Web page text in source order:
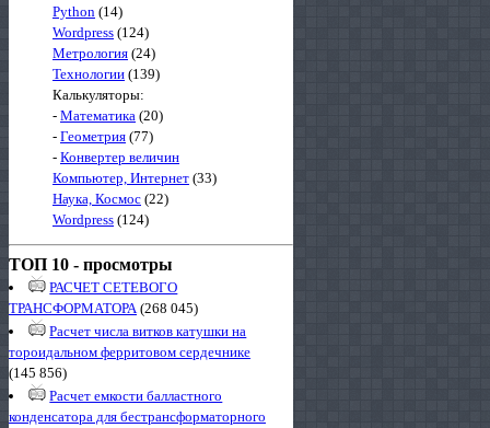
Python (14)
Wordpress (124)
Метрология (24)
Технологии (139)
Калькуляторы:
- Математика (20)
- Геометрия (77)
- Конвертер величин
Компьютер, Интернет (33)
Наука, Космос (22)
Wordpress (124)
ТОП 10 - просмотры
РАСЧЕТ СЕТЕВОГО
ТРАНСФОРМАТОРА(268 045)
Расчет числа витков катушки на
тороидальном ферритовом сердечнике
(145 856)
Расчет емкости балластного
конденсатора для бестрансформаторного